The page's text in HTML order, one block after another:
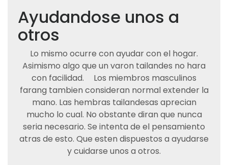
Ayudandose unos a
otros
Lo mismo ocurre con ayudar con el hogar.
Asimismo algo que un varon tailandes no hara
con facilidad.
Los miembros masculinos
farang tambien consideran normal extender la
mano. Las hembras tailandesas aprecian
mucho lo cual. No obstante diran que nunca
seri­a necesario. Se intenta de el pensamiento
atras de esto. Que esten dispuestos a ayudarse
y cuidarse unos a otros.